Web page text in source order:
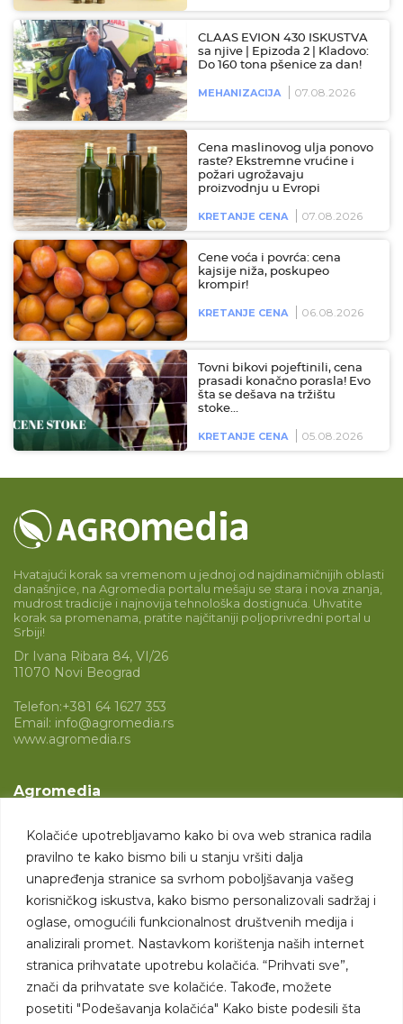
Kolačiće upotrebljavamo kako bi ova web stranica radila
pravilno te kako bismo bili u stanju vršiti dalja
unapređenja stranice sa svrhom poboljšavanja vašeg
korisničkog iskustva, kako bismo personalizovali sadržaj i
oglase, omogućili funkcionalnost društvenih medija i
analizirali promet. Nastavkom korištenja naših internet
stranica prihvatate upotrebu kolačića. “Prihvati sve”,
znači da prihvatate sve kolačiće. Takođe, možete
posetiti "Podešavanja kolačića" Kako biste podesili šta
CLAAS EVION 430 ISKUSTVA
sa njive | Epizoda 2 | Kladovo:
Do 160 tona pšenice za dan!
MEHANIZACIJA 07.08.2026
Cena maslinovog ulja ponovo
raste? Ekstremne vrućine i
požari ugrožavaju
proizvodnju u Evropi
KRETANJE CENA 07.08.2026
Cene voća i povrća: cena
kajsije niža, poskupeo
krompir!
KRETANJE CENA 06.08.2026
Tovni bikovi pojeftinili, cena
prasadi konačno porasla! Evo
šta se dešava na tržištu
stoke…
KRETANJE CENA 05.08.2026
Hvatajući korak sa vremenom u jednoj od najdinamičnijih oblasti
današnjice, na Agromedia portalu mešaju se stara i nova znanja,
mudrost tradicije i najnovija tehnološka dostignuća. Uhvatite
korak sa promenama, pratite najčitaniji poljoprivredni portal u
Srbiji!
Dr Ivana Ribara 84, VI/26
11070 Novi Beograd
Telefon:+381 64 1627 353
Email: info@agromedia.rs
www.agromedia.rs
Agromedia
Svet poljoprivrede
Marketing usluge
Tražimo saradnike
Kontakt